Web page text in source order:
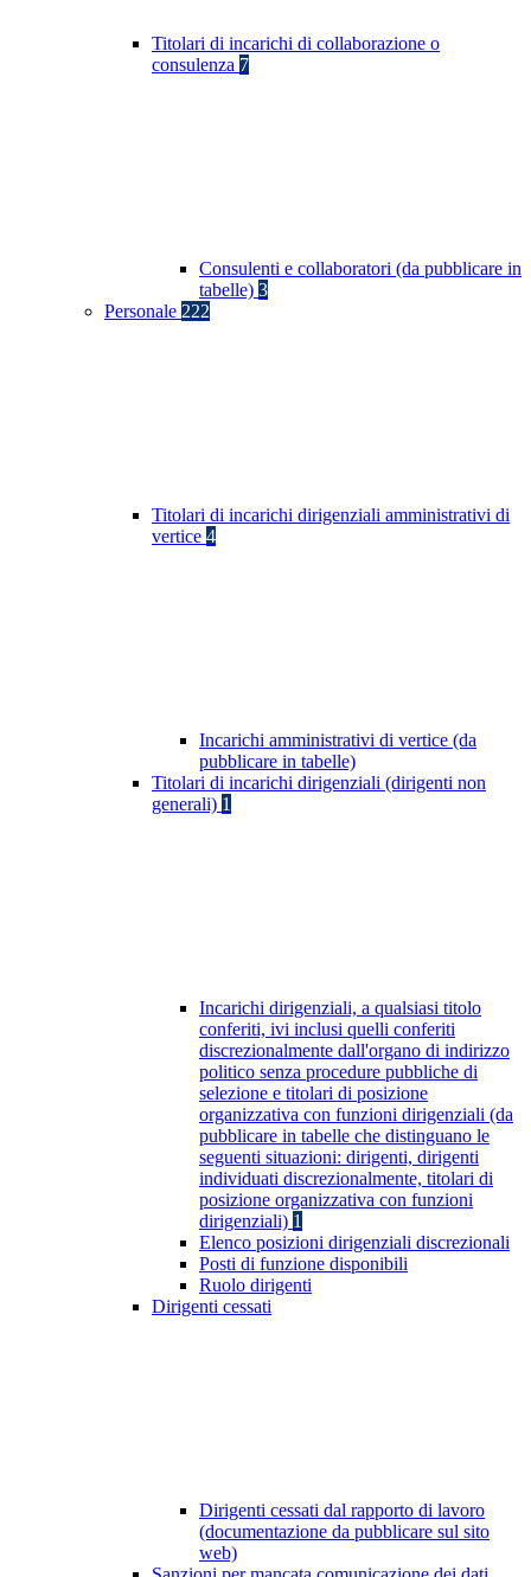
Titolari di incarichi di collaborazione o
consulenza 7
Consulenti e collaboratori (da pubblicare in
tabelle) 3
Personale 222
Titolari di incarichi dirigenziali amministrativi di
vertice 4
Incarichi amministrativi di vertice (da
pubblicare in tabelle)
Titolari di incarichi dirigenziali (dirigenti non
generali) 1
Incarichi dirigenziali, a qualsiasi titolo
conferiti, ivi inclusi quelli conferiti
discrezionalmente dall'organo di indirizzo
politico senza procedure pubbliche di
selezione e titolari di posizione
organizzativa con funzioni dirigenziali (da
pubblicare in tabelle che distinguano le
seguenti situazioni: dirigenti, dirigenti
individuati discrezionalmente, titolari di
posizione organizzativa con funzioni
dirigenziali) 1
Elenco posizioni dirigenziali discrezionali
Posti di funzione disponibili
Ruolo dirigenti
Dirigenti cessati
Dirigenti cessati dal rapporto di lavoro
(documentazione da pubblicare sul sito
web)